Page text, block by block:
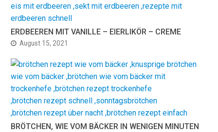
ERDBEEREN MIT VANILLE – EIERLIKÖR – CREME
August 15, 2021
BRÖTCHEN, WIE VOM BÄCKER IN WENIGEN MINUTEN